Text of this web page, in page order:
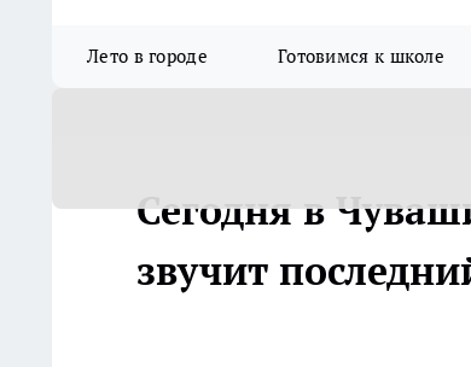
Лето в городе Готовимся к школе
Сегодня в
звучит